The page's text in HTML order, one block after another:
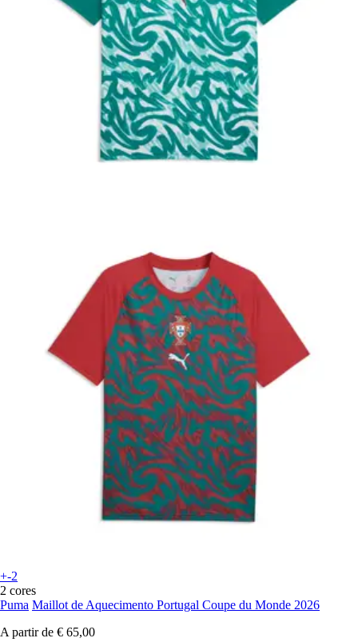
+-2
2 cores
Puma Maillot de Aquecimento Portugal Coupe du Monde 2026
A partir de € 65,00